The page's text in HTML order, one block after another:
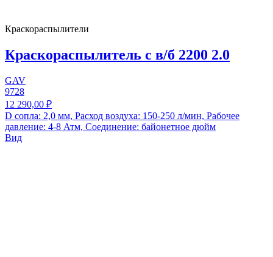
Краскораспылители
Краскораспылитель с в/б 2200 2.0
GAV
9728
12 290,00 ₽
D сопла: 2,0 мм, Расход воздуха: 150-250 л/мин, Рабочее
давление: 4-8 Атм, Соединение: байонетное дюйм
Вид